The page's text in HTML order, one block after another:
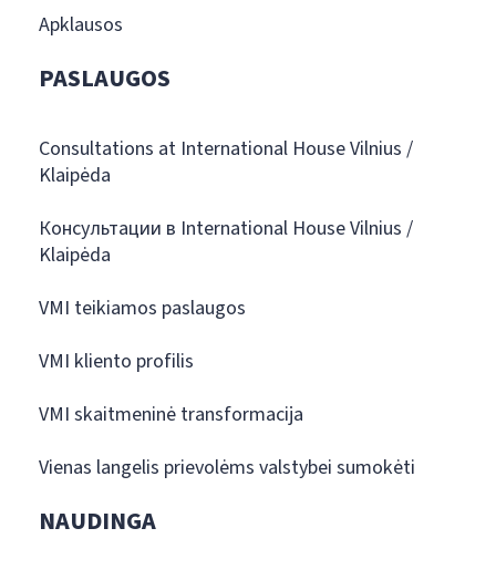
Apklausos
PASLAUGOS
Consultations at International House Vilnius /
Klaipėda
Консультации в International House Vilnius /
Klaipėda
VMI teikiamos paslaugos
VMI kliento profilis
VMI skaitmeninė transformacija
Vienas langelis prievolėms valstybei sumokėti
NAUDINGA